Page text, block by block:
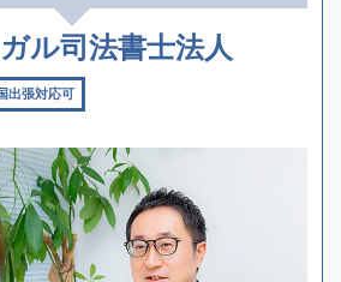
ル司法書士法人
出張対応可